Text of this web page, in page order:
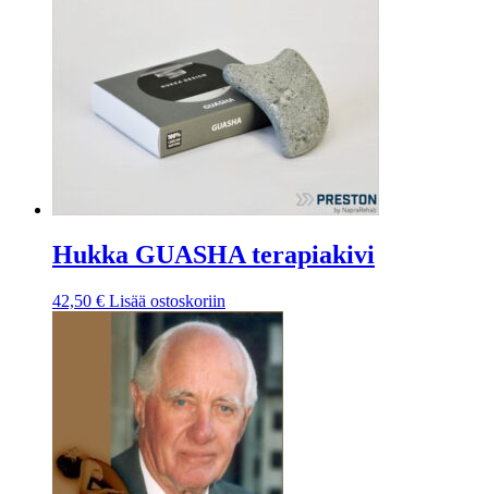
Hukka GUASHA terapiakivi
42,50 € Lisää ostoskoriin